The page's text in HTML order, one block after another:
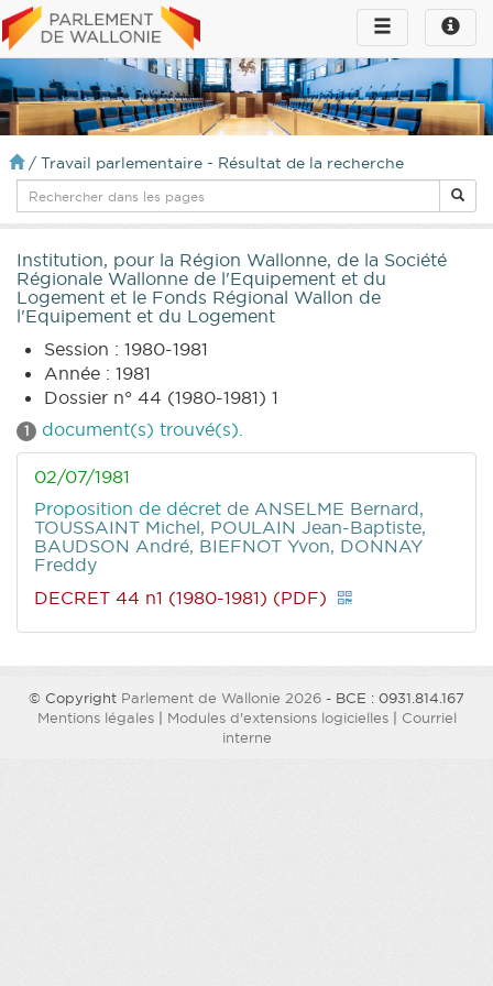
Toggle
infos
Toggle
navigation
/ Travail parlementaire - Résultat de la recherche
Institution, pour la Région Wallonne, de la Société
Régionale Wallonne de l'Equipement et du
Logement et le Fonds Régional Wallon de
l'Equipement et du Logement
Session : 1980-1981
Année : 1981
Dossier n° 44 (1980-1981) 1
1 document(s) trouvé(s).
02/07/1981
Proposition de décret de ANSELME Bernard,
TOUSSAINT Michel, POULAIN Jean-Baptiste,
BAUDSON André, BIEFNOT Yvon, DONNAY
Freddy
DECRET 44 n1 (1980-1981) (PDF)
© Copyright Parlement de Wallonie 2026 - BCE : 0931.814.167
Mentions légales| Modules d'extensions logicielles| Courriel
interne